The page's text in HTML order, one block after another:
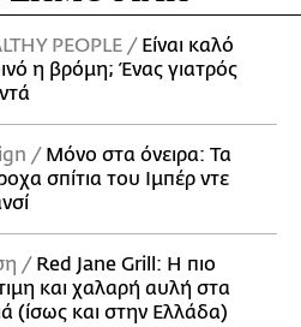
PEOPLE
Είναι καλό
η βρόμη; Ένας γιατρός
Μόνο στα όνειρα: Τα
σπίτια του Ιμπέρ ντε
Red Jane Grill: Η πιο
και χαλαρή αυλή στα
(ίσως και στην Ελλάδα)